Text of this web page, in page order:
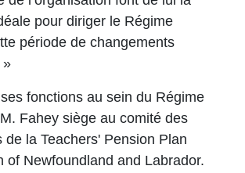
pour diriger le Régime
période de changements
»
fonctions au sein du Régime
Fahey siège au comité des
de la Teachers' Pension Plan
of Newfoundland and Labrador.